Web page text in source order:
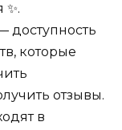
которые
отзывы.
в